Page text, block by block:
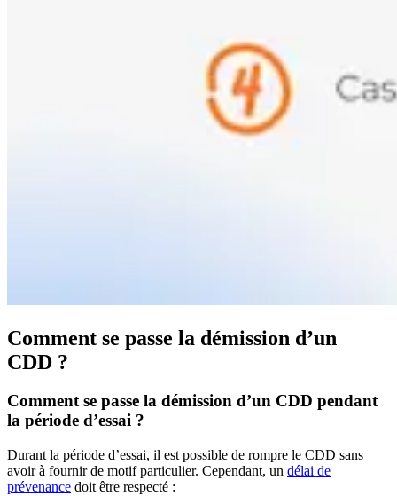
Comment se passe la démission d’un
CDD ?
Comment se passe la démission d’un CDD pendant
la période d’essai ?
Durant la période d’essai, il est possible de rompre le CDD sans
avoir à fournir de motif particulier. Cependant, un délai de
prévenance doit être respecté :